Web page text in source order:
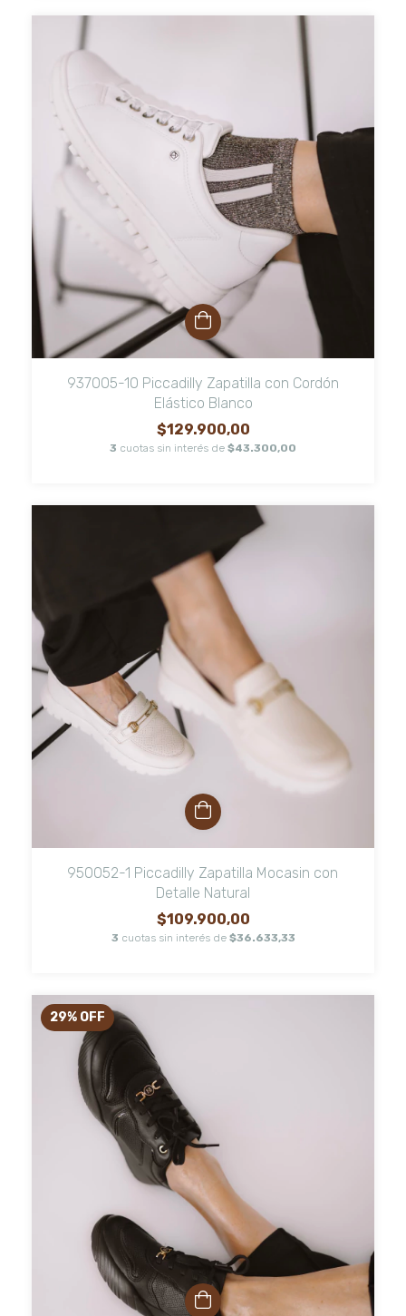
937005-10 Piccadilly Zapatilla con Cordón
Elástico Blanco
$129.900,00
3 cuotas sin interés de $43.300,00
950052-1 Piccadilly Zapatilla Mocasin con
Detalle Natural
$109.900,00
3 cuotas sin interés de $36.633,33
29% OFF